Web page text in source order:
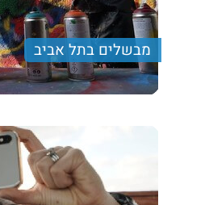
מבשלים בתל אביב
טיול מרתק המשלב טעימות,